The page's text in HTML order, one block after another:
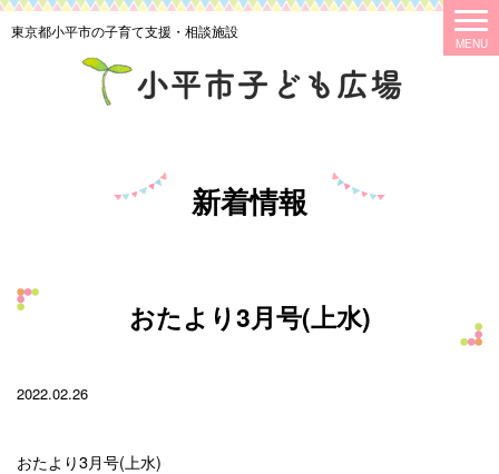
東京都小平市の子育て支援・相談施設
新着情報
おたより3月号(上水)
2022.02.26
おたより3月号(上水)